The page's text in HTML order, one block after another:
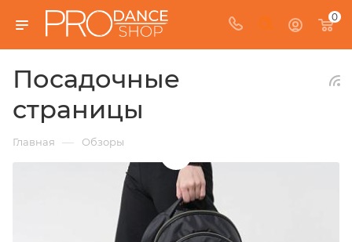
0
Посадочные
страницы
Главная — Обзоры